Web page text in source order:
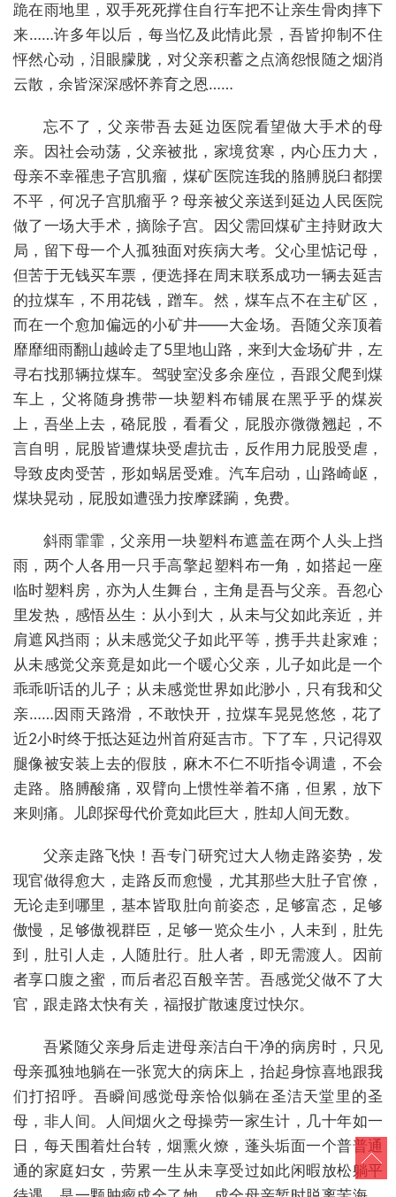
跪在雨地里，双手死死撑住自行车把不让亲生骨肉摔下
来……许多年以后，每当忆及此情此景，吾皆抑制不住
怦然心动，泪眼朦胧，对父亲积蓄之点滴怨恨随之烟消
云散，余皆深深感怀养育之恩……
忘不了，父亲带吾去延边医院看望做大手术的母
亲。因社会动荡，父亲被批，家境贫寒，内心压力大，
母亲不幸罹患子宫肌瘤，煤矿医院连我的胳膊脱臼都摆
不平，何况子宫肌瘤乎？母亲被父亲送到延边人民医院
做了一场大手术，摘除子宫。因父需回煤矿主持财政大
局，留下母一个人孤独面对疾病大考。父心里惦记母，
但苦于无钱买车票，便选择在周末联系成功一辆去延吉
的拉煤车，不用花钱，蹭车。然，煤车点不在主矿区，
而在一个愈加偏远的小矿井——大金场。吾随父亲顶着
靡靡细雨翻山越岭走了5里地山路，来到大金场矿井，左
寻右找那辆拉煤车。驾驶室没多余座位，吾跟父爬到煤
车上，父将随身携带一块塑料布铺展在黑乎乎的煤炭
上，吾坐上去，硌屁股，看看父，屁股亦微微翘起，不
言自明，屁股皆遭煤块受虐抗击，反作用力屁股受虐，
导致皮肉受苦，形如蜗居受难。汽车启动，山路崎岖，
煤块晃动，屁股如遭强力按摩蹂躏，免费。
斜雨霏霏，父亲用一块塑料布遮盖在两个人头上挡
雨，两个人各用一只手高擎起塑料布一角，如搭起一座
临时塑料房，亦为人生舞台，主角是吾与父亲。吾忽心
里发热，感悟丛生：从小到大，从未与父如此亲近，并
肩遮风挡雨；从未感觉父子如此平等，携手共赴家难；
从未感觉父亲竟是如此一个暖心父亲，儿子如此是一个
乖乖听话的儿子；从未感觉世界如此渺小，只有我和父
亲……因雨天路滑，不敢快开，拉煤车晃晃悠悠，花了
近2小时终于抵达延边州首府延吉市。下了车，只记得双
腿像被安装上去的假肢，麻木不仁不听指令调遣，不会
走路。胳膊酸痛，双臂向上惯性举着不痛，但累，放下
来则痛。儿郎探母代价竟如此巨大，胜却人间无数。
父亲走路飞快！吾专门研究过大人物走路姿势，发
现官做得愈大，走路反而愈慢，尤其那些大肚子官僚，
无论走到哪里，基本皆取肚向前姿态，足够富态，足够
傲慢，足够傲视群臣，足够一览众生小，人未到，肚先
到，肚引人走，人随肚行。肚人者，即无需渡人。因前
者享口腹之蜜，而后者忍百般辛苦。吾感觉父做不了大
官，跟走路太快有关，福报扩散速度过快尔。
吾紧随父亲身后走进母亲洁白干净的病房时，只见
母亲孤独地躺在一张宽大的病床上，抬起身惊喜地跟我
们打招呼。吾瞬间感觉母亲恰似躺在圣洁天堂里的圣
母，非人间。人间烟火之母操劳一家生计，几十年如一
日，每天围着灶台转，烟熏火燎，蓬头垢面一个普普通
通的家庭妇女，劳累一生从未享受过如此闲暇放松躺平